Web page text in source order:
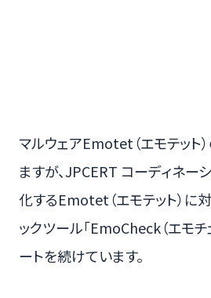
マルウェアEmotet（エモテット
ますが、JPCERT コーディネー
化するEmotet（エモテット）に
ックツール「EmoCheck（エモチ
ートを続けています。